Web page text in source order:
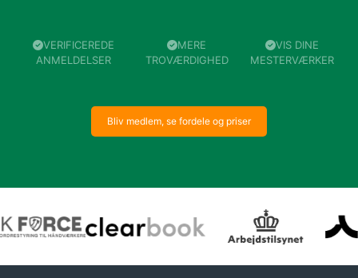
VERIFICEREDE
ANMELDELSER
MERE
TROVÆRDIGHED
VIS DINE
MESTERVÆRKER
Bliv medlem, se fordele og priser